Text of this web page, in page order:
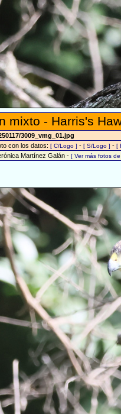
mixto - Harris's
3009_vmg_01.jpg
con los datos: [ C/Logo ] - [ S/Logo ] - [
Martínez Galán - [ Ver más fotos